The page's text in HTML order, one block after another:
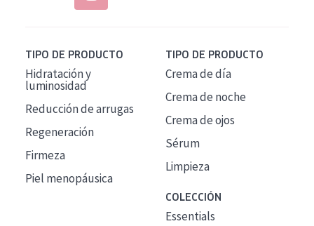
TIPO DE PRODUCTO
Hidratación y
luminosidad
Reducción de arrugas
Regeneración
Firmeza
Piel menopáusica
TIPO DE PRODUCTO
Crema de día
Crema de noche
Crema de ojos
Sérum
Limpieza
COLECCIÓN
Essentials